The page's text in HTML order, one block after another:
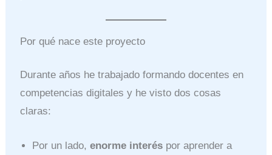
Por qué nace este proyecto
Durante años he trabajado formando docentes en
competencias digitales y he visto dos cosas
claras:
Por un lado,enorme interés por aprender a